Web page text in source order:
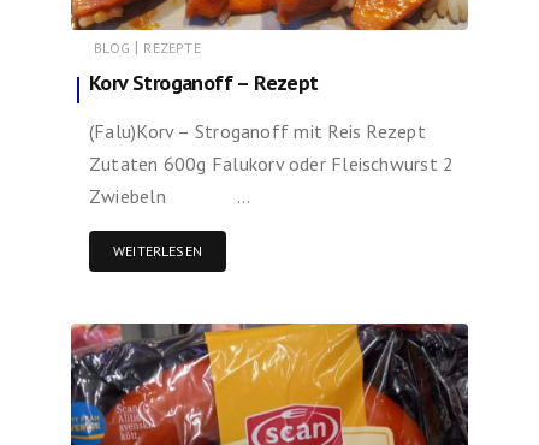
BLOG | REZEPTE
Korv Stroganoff – Rezept
(Falu)Korv – Stroganoff mit Reis Rezept
Zutaten 600g Falukorv oder Fleischwurst 2
Zwiebeln …
WEITERLESEN